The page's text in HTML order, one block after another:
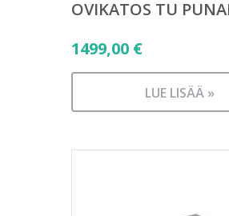
OVIKATOS TU
1499,00 €
LUE LISÄÄ »